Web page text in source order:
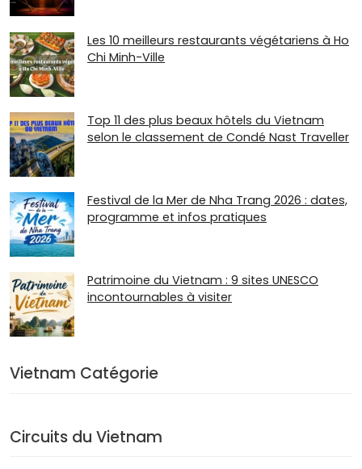
Les 10 meilleurs restaurants végétariens à Ho
Chi Minh-Ville
Top 11 des plus beaux hôtels du Vietnam
selon le classement de Condé Nast Traveller
Festival de la Mer de Nha Trang 2026 : dates,
programme et infos pratiques
Patrimoine du Vietnam : 9 sites UNESCO
incontournables à visiter
Vietnam Catégorie
Circuits du Vietnam